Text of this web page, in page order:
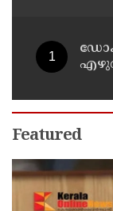
Featured